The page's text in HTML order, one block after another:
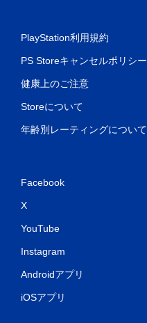
PlayStation利用規約
PS Storeキャンセルポリシー
健康上のご注意
Storeについて
年齢別レーティングについて
Facebook
X
YouTube
Instagram
Androidアプリ
iOSアプリ